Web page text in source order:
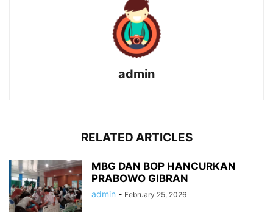
admin
RELATED ARTICLES
MBG DAN BOP HANCURKAN
PRABOWO GIBRAN
admin - February 25, 2026